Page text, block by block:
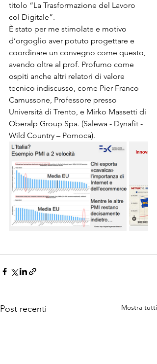
titolo “La Trasformazione del Lavoro
col Digitale”.
È stato per me stimolate e motivo
d’orgoglio aver potuto progettare e
coordinare un convegno come questo,
avendo oltre al prof. Profumo come
ospiti anche altri relatori di valore
tecnico indiscusso, come Pier Franco
Camussone, Professore presso
Università di Trento, e Mirko Massetti di
Oberalp Group Spa. (Salewa - Dynafit -
Wild Country – Pomoca).
Post recenti Mostra tutti